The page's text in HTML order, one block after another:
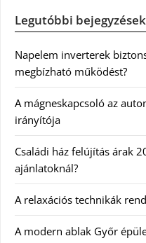
Legutóbbi bejegyzések
Napelem inverterek
megbízható működést?
A mágneskapcsoló az
irányítója
Családi ház felújítás árak
ajánlatoknál?
A relaxációs technikák
A modern ablak Győr